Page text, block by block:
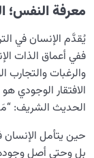
معرفة النفس؛
يُقدَّم الإنسان في
ففي أعماق الذات
والرغبات والتجارب
الافتقار الوجودي
الحديث الشريف:
حين يتأمل الإنسان
بل وحتى أصل